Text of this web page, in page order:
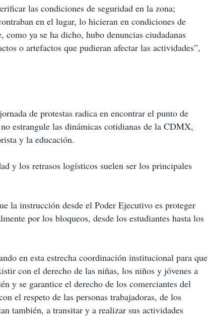
las condiciones de seguridad en la zona;
en el lugar, lo hicieran en condiciones de
ya se ha dicho, hubo denuncias ciudadanas
o artefactos que pudieran afectar las actividades”,
de protestas radica en encontrar el punto de
estrangule las dinámicas cotidianas de la CDMX,
y la educación.
y los retrasos logísticos suelen ser los principales
la instrucción desde el Poder Ejecutivo es proteger
por los bloqueos, desde los estudiantes hasta los
en esta estrecha coordinación institucional para que
con el derecho de las niñas, los niños y jóvenes a
y se garantice el derecho de los comerciantes del
el respeto de las personas trabajadoras, de los
también, a transitar y a realizar sus actividades